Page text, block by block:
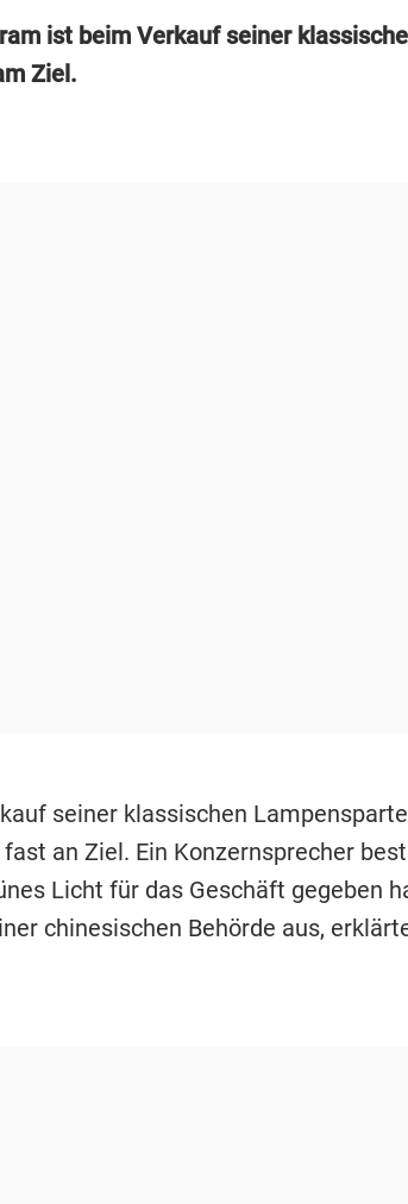
ist beim Verkauf seiner
Ziel.
seiner klassischen
an Ziel. Ein Konzernsprecher
Licht für das Geschäft gegeben
chinesischen Behörde aus,